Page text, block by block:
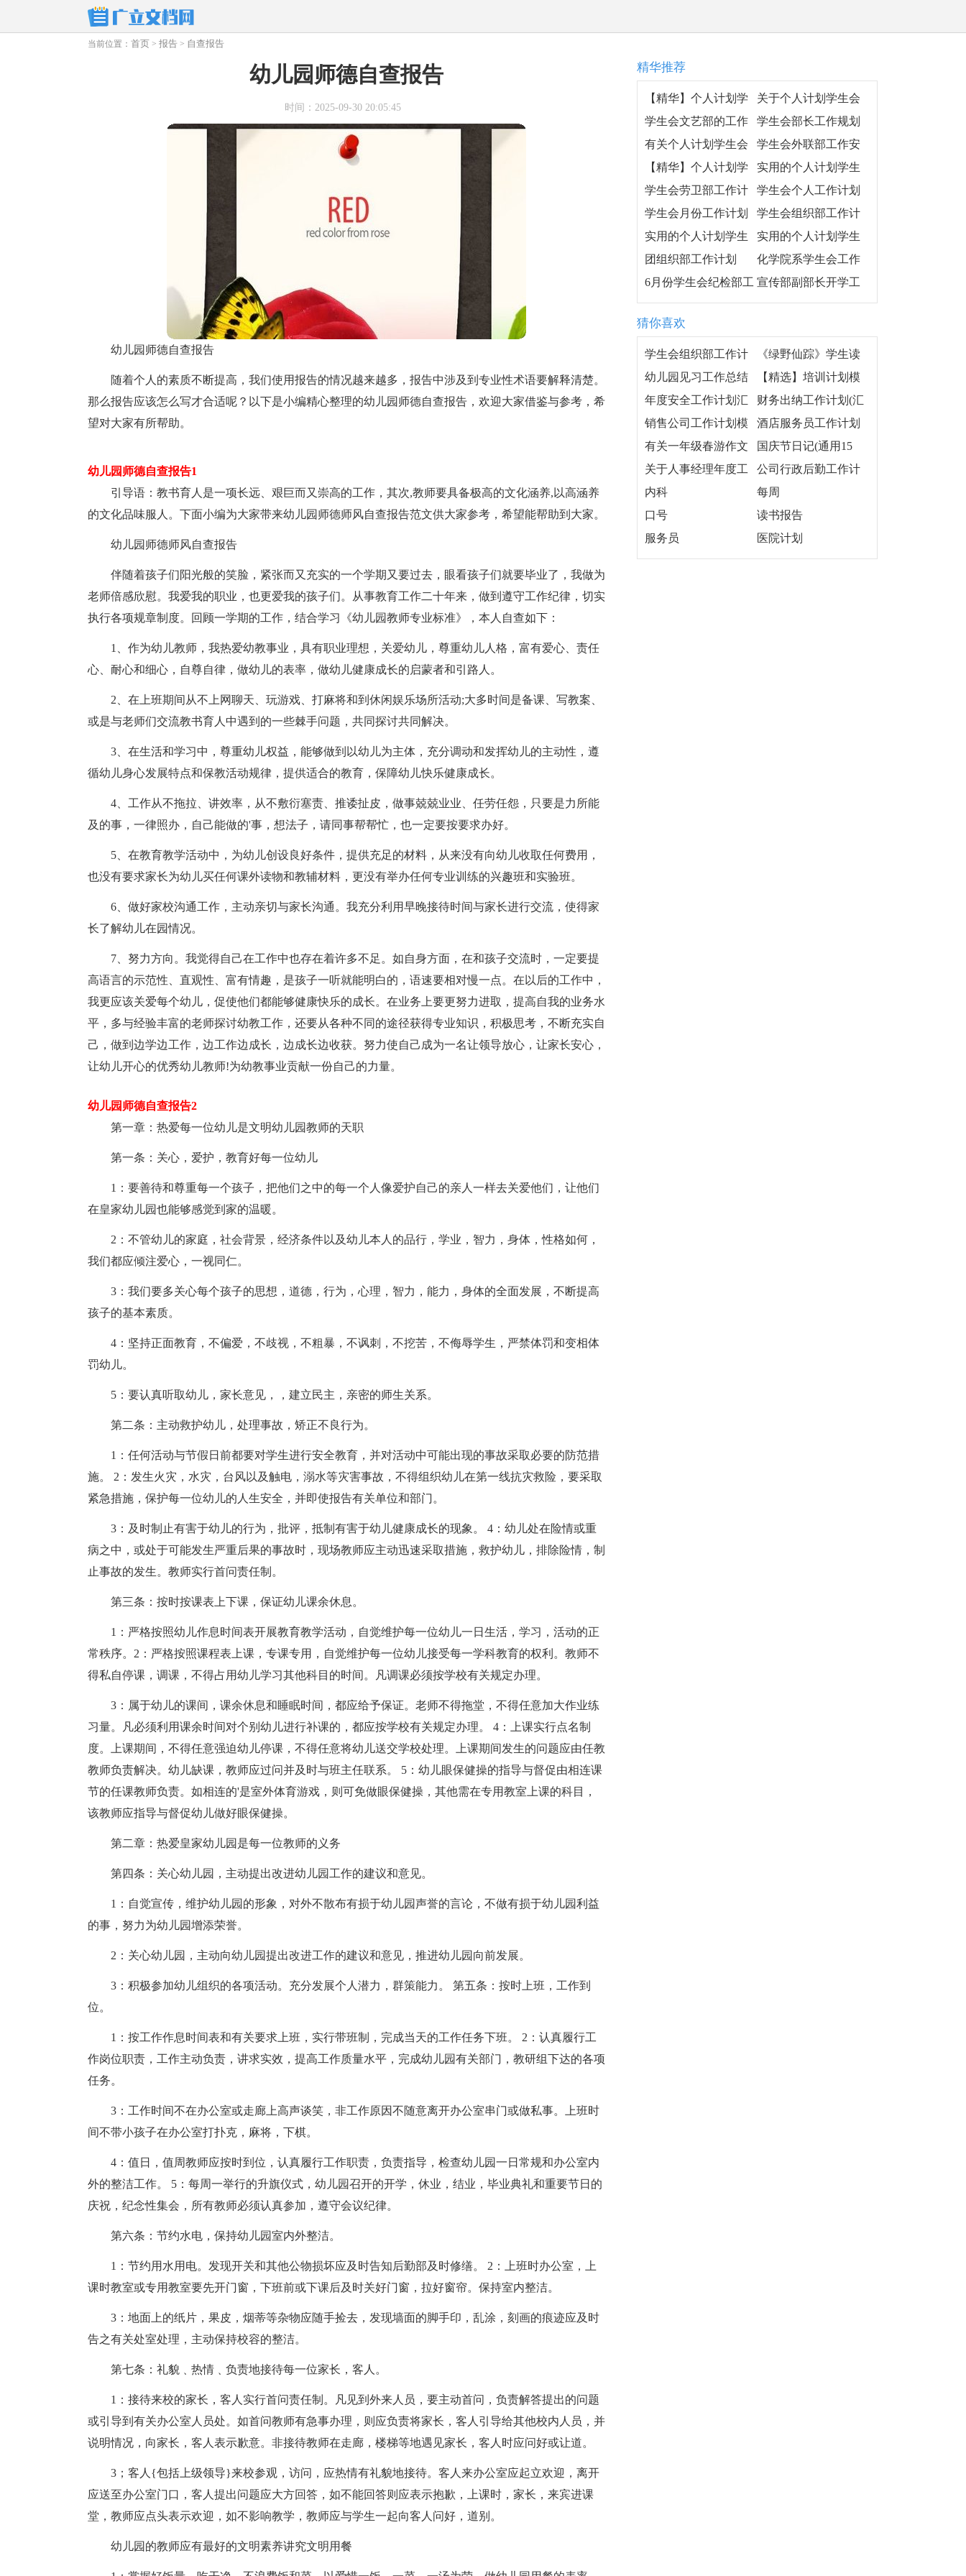
当前位置： 首页 > 报告 > 自查报告
幼儿园师德自查报告
时间：2025-09-30 20:05:45
幼儿园师德自查报告
随着个人的素质不断提高，我们使用报告的情况越来越多，报告中涉及到专业性术语要解释清楚。
那么报告应该怎么写才合适呢？以下是小编精心整理的幼儿园师德自查报告，欢迎大家借鉴与参考，希
望对大家有所帮助。
幼儿园师德自查报告1
引导语：教书育人是一项长远、艰巨而又崇高的工作，其次,教师要具备极高的文化涵养,以高涵养
的文化品味服人。下面小编为大家带来幼儿园师德师风自查报告范文供大家参考，希望能帮助到大家。
幼儿园师德师风自查报告
伴随着孩子们阳光般的笑脸，紧张而又充实的一个学期又要过去，眼看孩子们就要毕业了，我做为
老师倍感欣慰。我爱我的职业，也更爱我的孩子们。从事教育工作二十年来，做到遵守工作纪律，切实
执行各项规章制度。回顾一学期的工作，结合学习《幼儿园教师专业标准》，本人自查如下：
1、作为幼儿教师，我热爱幼教事业，具有职业理想，关爱幼儿，尊重幼儿人格，富有爱心、责任
心、耐心和细心，自尊自律，做幼儿的表率，做幼儿健康成长的启蒙者和引路人。
2、在上班期间从不上网聊天、玩游戏、打麻将和到休闲娱乐场所活动;大多时间是备课、写教案、
或是与老师们交流教书育人中遇到的一些棘手问题，共同探讨共同解决。
3、在生活和学习中，尊重幼儿权益，能够做到以幼儿为主体，充分调动和发挥幼儿的主动性，遵
循幼儿身心发展特点和保教活动规律，提供适合的教育，保障幼儿快乐健康成长。
4、工作从不拖拉、讲效率，从不敷衍塞责、推诿扯皮，做事兢兢业业、任劳任怨，只要是力所能
及的事，一律照办，自己能做的'事，想法子，请同事帮帮忙，也一定要按要求办好。
5、在教育教学活动中，为幼儿创设良好条件，提供充足的材料，从来没有向幼儿收取任何费用，
也没有要求家长为幼儿买任何课外读物和教辅材料，更没有举办任何专业训练的兴趣班和实验班。
6、做好家校沟通工作，主动亲切与家长沟通。我充分利用早晚接待时间与家长进行交流，使得家
长了解幼儿在园情况。
7、努力方向。我觉得自己在工作中也存在着许多不足。如自身方面，在和孩子交流时，一定要提
高语言的示范性、直观性、富有情趣，是孩子一听就能明白的，语速要相对慢一点。在以后的工作中，
我更应该关爱每个幼儿，促使他们都能够健康快乐的成长。在业务上要更努力进取，提高自我的业务水
平，多与经验丰富的老师探讨幼教工作，还要从各种不同的途径获得专业知识，积极思考，不断充实自
己，做到边学边工作，边工作边成长，边成长边收获。努力使自己成为一名让领导放心，让家长安心，
让幼儿开心的优秀幼儿教师!为幼教事业贡献一份自己的力量。
幼儿园师德自查报告2
第一章：热爱每一位幼儿是文明幼儿园教师的天职
第一条：关心，爱护，教育好每一位幼儿
1：要善待和尊重每一个孩子，把他们之中的每一个人像爱护自己的亲人一样去关爱他们，让他们
在皇家幼儿园也能够感觉到家的温暖。
2：不管幼儿的家庭，社会背景，经济条件以及幼儿本人的品行，学业，智力，身体，性格如何，
我们都应倾注爱心，一视同仁。
3：我们要多关心每个孩子的思想，道德，行为，心理，智力，能力，身体的全面发展，不断提高
孩子的基本素质。
4：坚持正面教育，不偏爱，不歧视，不粗暴，不讽刺，不挖苦，不侮辱学生，严禁体罚和变相体
罚幼儿。
5：要认真听取幼儿，家长意见，，建立民主，亲密的师生关系。
第二条：主动救护幼儿，处理事故，矫正不良行为。
1：任何活动与节假日前都要对学生进行安全教育，并对活动中可能出现的事故采取必要的防范措
施。 2：发生火灾，水灾，台风以及触电，溺水等灾害事故，不得组织幼儿在第一线抗灾救险，要采取
紧急措施，保护每一位幼儿的人生安全，并即使报告有关单位和部门。
3：及时制止有害于幼儿的行为，批评，抵制有害于幼儿健康成长的现象。 4：幼儿处在险情或重
病之中，或处于可能发生严重后果的事故时，现场教师应主动迅速采取措施，救护幼儿，排除险情，制
止事故的发生。教师实行首问责任制。
第三条：按时按课表上下课，保证幼儿课余休息。
1：严格按照幼儿作息时间表开展教育教学活动，自觉维护每一位幼儿一日生活，学习，活动的正
常秩序。2：严格按照课程表上课，专课专用，自觉维护每一位幼儿接受每一学科教育的权利。教师不
得私自停课，调课，不得占用幼儿学习其他科目的时间。凡调课必须按学校有关规定办理。
3：属于幼儿的课间，课余休息和睡眠时间，都应给予保证。老师不得拖堂，不得任意加大作业练
习量。凡必须利用课余时间对个别幼儿进行补课的，都应按学校有关规定办理。 4：上课实行点名制
度。上课期间，不得任意强迫幼儿停课，不得任意将幼儿送交学校处理。上课期间发生的问题应由任教
教师负责解决。幼儿缺课，教师应过问并及时与班主任联系。 5：幼儿眼保健操的指导与督促由相连课
节的任课教师负责。如相连的'是室外体育游戏，则可免做眼保健操，其他需在专用教室上课的科目，
该教师应指导与督促幼儿做好眼保健操。
第二章：热爱皇家幼儿园是每一位教师的义务
第四条：关心幼儿园，主动提出改进幼儿园工作的建议和意见。
1：自觉宣传，维护幼儿园的形象，对外不散布有损于幼儿园声誉的言论，不做有损于幼儿园利益
的事，努力为幼儿园增添荣誉。
2：关心幼儿园，主动向幼儿园提出改进工作的建议和意见，推进幼儿园向前发展。
3：积极参加幼儿组织的各项活动。充分发展个人潜力，群策能力。 第五条：按时上班，工作到
位。
1：按工作作息时间表和有关要求上班，实行带班制，完成当天的工作任务下班。 2：认真履行工
作岗位职责，工作主动负责，讲求实效，提高工作质量水平，完成幼儿园有关部门，教研组下达的各项
任务。
3：工作时间不在办公室或走廊上高声谈笑，非工作原因不随意离开办公室串门或做私事。上班时
间不带小孩子在办公室打扑克，麻将，下棋。
4：值日，值周教师应按时到位，认真履行工作职责，负责指导，检查幼儿园一日常规和办公室内
外的整洁工作。 5：每周一举行的升旗仪式，幼儿园召开的开学，休业，结业，毕业典礼和重要节日的
庆祝，纪念性集会，所有教师必须认真参加，遵守会议纪律。
第六条：节约水电，保持幼儿园室内外整洁。
1：节约用水用电。发现开关和其他公物损坏应及时告知后勤部及时修缮。 2：上班时办公室，上
课时教室或专用教室要先开门窗，下班前或下课后及时关好门窗，拉好窗帘。保持室内整洁。
3：地面上的纸片，果皮，烟蒂等杂物应随手捡去，发现墙面的脚手印，乱涂，刻画的痕迹应及时
告之有关处室处理，主动保持校容的整洁。
第七条：礼貌﹑热情﹑负责地接待每一位家长，客人。
1：接待来校的家长，客人实行首问责任制。凡见到外来人员，要主动首问，负责解答提出的问题
或引导到有关办公室人员处。如首问教师有急事办理，则应负责将家长，客人引导给其他校内人员，并
说明情况，向家长，客人表示歉意。非接待教师在走廊，楼梯等地遇见家长，客人时应问好或让道。
3；客人{包括上级领导}来校参观，访问，应热情有礼貌地接待。客人来办公室应起立欢迎，离开
应送至办公室门口，客人提出问题应大方回答，如不能回答则应表示抱歉，上课时，家长，来宾进课
堂，教师应点头表示欢迎，如不影响教学，教师应与学生一起向客人问好，道别。
幼儿园的教师应有最好的文明素养讲究文明用餐
精华推荐
【精华】个人计划学
生会范文合集10篇
关于个人计划学生会
四篇
学生会文艺部的工作
计划（通用10篇）
学生会部长工作规划
范本
有关个人计划学生会
汇总5篇
学生会外联部工作安
排计划范文
【精华】个人计划学
生会模板十篇
实用的个人计划学生
会集合6篇
学生会劳卫部工作计
划3篇
学生会个人工作计划
范文（精选10篇）
学生会月份工作计划
学生会组织部工作计
划书样本
实用的个人计划学生
会模板汇总10篇
实用的个人计划学生
会模板汇编9篇
团组织部工作计划
化学院系学生会工作
计划开头
6月份学生会纪检部工
作计划
宣传部副部长开学工
作计划,宣传部副部长
猜你喜欢
学生会组织部工作计
划(15篇)
《绿野仙踪》学生读
书笔记
幼儿园见习工作总结
【精选】培训计划模
板汇总十篇
年度安全工作计划汇
编6篇
财务出纳工作计划(汇
编15篇)
销售公司工作计划模
板合集7篇
酒店服务员工作计划
(11篇)
有关一年级春游作文
300字汇编8篇
国庆节日记(通用15
篇)
关于人事经理年度工
作计划三篇
公司行政后勤工作计
划范文
内科
每周
口号
读书报告
服务员
医院计划